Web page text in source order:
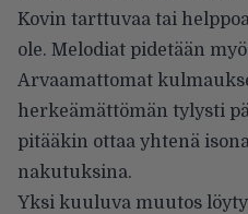
Kovin tarttuvaa tai
ole. Melodiat pidetään
Arvaamattomat
herkeämättömän tylysti
pitääkin ottaa yhtenä
nakutuksina.
Yksi kuuluva muutos